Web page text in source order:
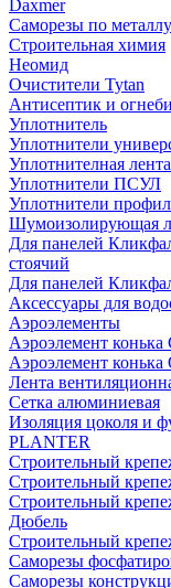
Daxmer
Саморезы по
Строительная химия
Неомид
Очистители Tytan
Антисептик и
Уплотнитель
Уплотнители
Уплотнителная
Уплотнители ПСУЛ
Уплотнители
Шумоизолирующая
Для панелей
стоячий
Для панелей
Аксессуары для
Аэроэлементы
Аэроэлемент конька
Аэроэлемент конька
Лента
Сетка алюминиевая
Изоляция цоколя и
PLANTER
Строительный
Строительный
Строительный
Дюбель
Строительный
Саморeзы
Саморезы